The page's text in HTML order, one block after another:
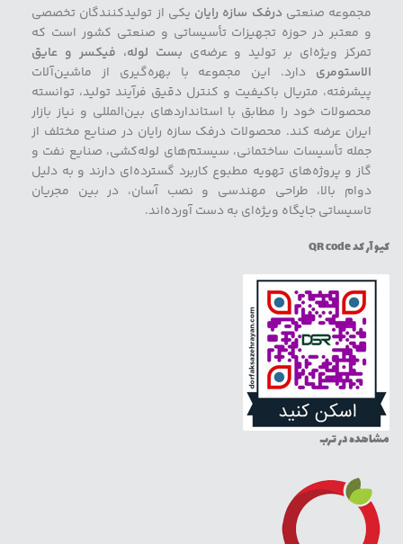
مجموعه صنعتی درفک سازه رایان یکی از تولیدکنندگان تخصصی
و معتبر در حوزه تجهیزات تأسیساتی و صنعتی کشور است که
تمرکز ویژه‌ای بر تولید و عرضه‌ی بست لوله، فیکسر و عایق
الاستومری دارد. این مجموعه با بهره‌گیری از ماشین‌آلات
پیشرفته، متریال باکیفیت و کنترل دقیق فرآیند تولید، توانسته
محصولات خود را مطابق با استانداردهای بین‌المللی و نیاز بازار
ایران عرضه کند. محصولات درفک سازه رایان در صنایع مختلف از
جمله تأسیسات ساختمانی، سیستم‌های لوله‌کشی، صنایع نفت و
گاز و پروژه‌های تهویه مطبوع کاربرد گسترده‌ای دارند و به دلیل
دوام بالا، طراحی مهندسی و نصب آسان، در بین مجریان
تاسیساتی جایگاه ویژه‌ای به دست آورده‌اند.
کیو آر کد QR code
مشاهده در ترب